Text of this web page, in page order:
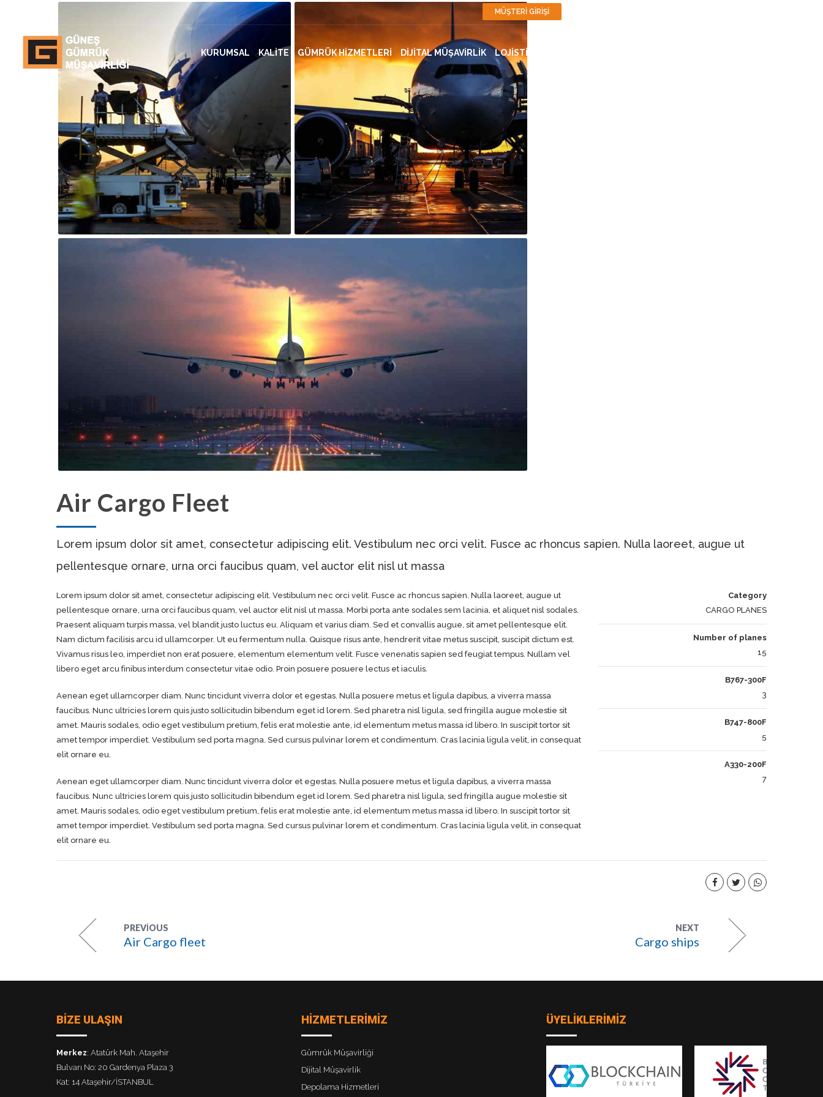
MÜŞTERİ GİRİŞİ
KURUMSAL KALİTE GÜMRÜK HİZMETLERİ DİJİTAL MÜŞAVİRLİK LOJİSTİK HİZMETLER
Air Cargo Fleet
Lorem ipsum dolor sit amet, consectetur adipiscing elit. Vestibulum nec orci velit. Fusce ac rhoncus sapien. Nulla laoreet, augue ut
pellentesque ornare, urna orci faucibus quam, vel auctor elit nisl ut massa
Lorem ipsum dolor sit amet, consectetur adipiscing elit. Vestibulum nec orci velit. Fusce ac rhoncus sapien. Nulla laoreet, augue ut
pellentesque ornare, urna orci faucibus quam, vel auctor elit nisl ut massa. Morbi porta ante sodales sem lacinia, et aliquet nisl sodales.
Praesent aliquam turpis massa, vel blandit justo luctus eu. Aliquam et varius diam. Sed et convallis augue, sit amet pellentesque elit.
Nam dictum facilisis arcu id ullamcorper. Ut eu fermentum nulla. Quisque risus ante, hendrerit vitae metus suscipit, suscipit dictum est.
Vivamus risus leo, imperdiet non erat posuere, elementum elementum velit. Fusce venenatis sapien sed feugiat tempus. Nullam vel
libero eget arcu finibus interdum consectetur vitae odio. Proin posuere posuere lectus et iaculis.
Aenean eget ullamcorper diam. Nunc tincidunt viverra dolor et egestas. Nulla posuere metus et ligula dapibus, a viverra massa
faucibus. Nunc ultricies lorem quis justo sollicitudin bibendum eget id lorem. Sed pharetra nisl ligula, sed fringilla augue molestie sit
amet. Mauris sodales, odio eget vestibulum pretium, felis erat molestie ante, id elementum metus massa id libero. In suscipit tortor sit
amet tempor imperdiet. Vestibulum sed porta magna. Sed cursus pulvinar lorem et condimentum. Cras lacinia ligula velit, in consequat
elit ornare eu.
Aenean eget ullamcorper diam. Nunc tincidunt viverra dolor et egestas. Nulla posuere metus et ligula dapibus, a viverra massa
faucibus. Nunc ultricies lorem quis justo sollicitudin bibendum eget id lorem. Sed pharetra nisl ligula, sed fringilla augue molestie sit
amet. Mauris sodales, odio eget vestibulum pretium, felis erat molestie ante, id elementum metus massa id libero. In suscipit tortor sit
amet tempor imperdiet. Vestibulum sed porta magna. Sed cursus pulvinar lorem et condimentum. Cras lacinia ligula velit, in consequat
elit ornare eu.
Category
CARGO PLANES
Number of planes
15
B767-300F
3
B747-800F
5
A330-200F
7
PREVIOUS
Air Cargo fleet
NEXT
Cargo ships
BİZE ULAŞIN
Merkez: Atatürk Mah. Ataşehir
Bulvarı No: 20 Gardenya Plaza 3
Kat: 14 Ataşehir/İSTANBUL
HİZMETLERİMİZ
Gümrük Müşavirliği
Dijital Müşavirlik
Depolama Hizmetleri
ÜYELİKLERİMİZ